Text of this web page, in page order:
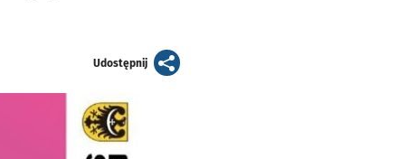
Udostępnijartykuł